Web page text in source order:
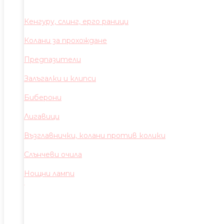
Кенгуру, слинг, ерго раници
Колани за прохождане
Предпазители
Залъгалки и клипси
Биберони
Лигавици
Възглавнички, колани против колики
Слънчеви очила
Нощни лампи